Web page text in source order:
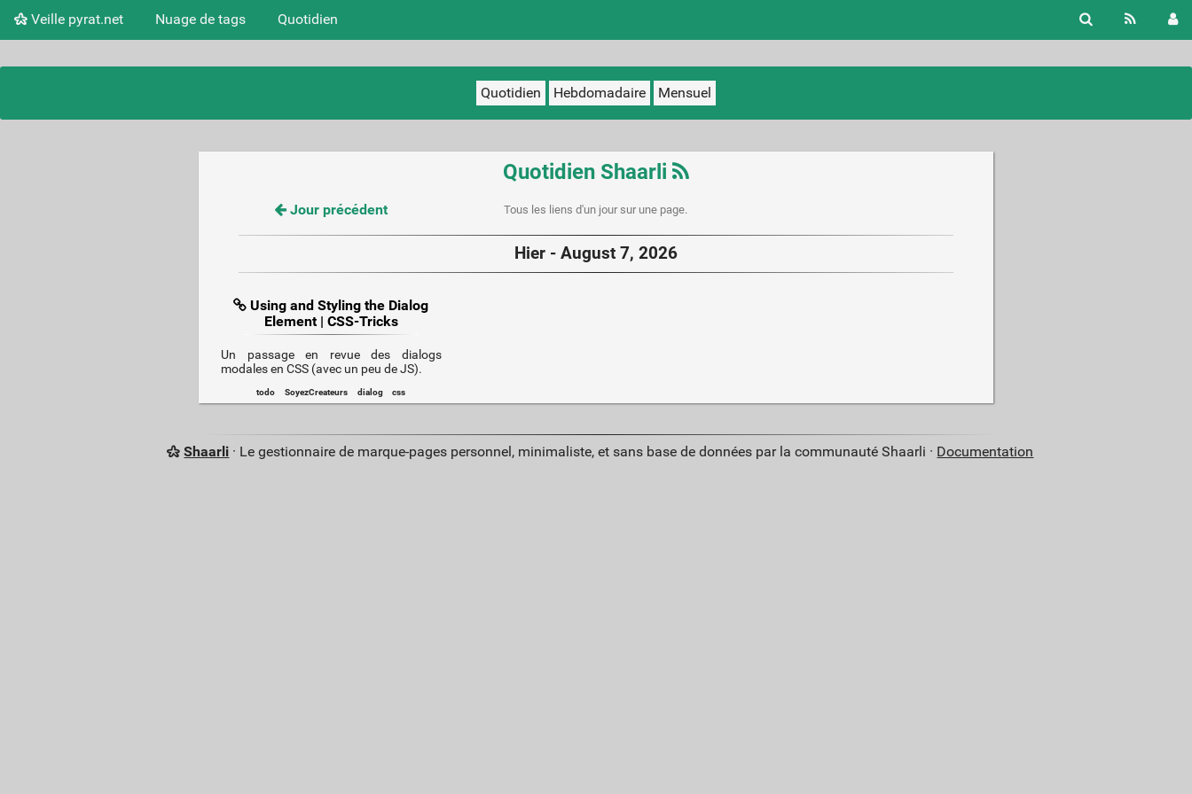
Veille pyrat.net Nuage de tags Quotidien
Quotidien Hebdomadaire Mensuel
Quotidien Shaarli
Jour précédent Tous les liens d'un jour sur une page.
Hier - August 7, 2026
Using and Styling the Dialog
Element | CSS-Tricks
Un passage en revue des dialogs
modales en CSS (avec un peu de JS).
todo SoyezCreateurs dialog css
Shaarli · Le gestionnaire de marque-pages personnel, minimaliste, et sans base de données par la communauté Shaarli · Documentation